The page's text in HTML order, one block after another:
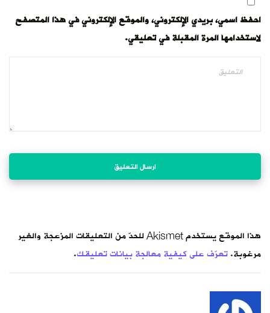
احفظ اسمي، بريدي الإلكتروني، والموقع الإلكتروني في هذا المتصفح
لاستخدامها المرة المقبلة في تعليقي.
هذا الموقع يستخدم Akismet للحدّ من التعليقات المزعجة والغير
مرغوبة.تعرّف على كيفية معالجة بيانات تعليقك.